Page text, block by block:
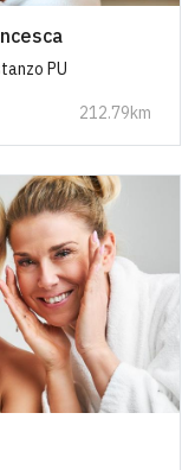
PU
212.79km